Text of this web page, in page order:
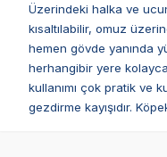
Üzerindeki halka ve
kısaltılabilir, omuz
hemen gövde yanında
herhangibir yere
kullanımı çok pratik ve
gezdirme kayışıdır.